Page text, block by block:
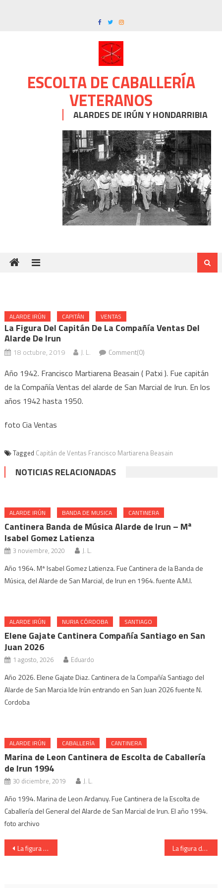
ESCOLTA DE CABALLERÍA
VETERANOS
ALARDES DE IRÚN Y HONDARRIBIA
ALARDE IRÚN CAPITÁN VENTAS
La Figura Del Capitán De La Compañía Ventas Del
Alarde De Irun
18 octubre, 2019 J. L. Comment(0)
Año 1942. Francisco Martiarena Beasain ( Patxi ). Fue capitán
de la Compañía Ventas del alarde de San Marcial de Irun. En los
años 1942 hasta 1950.
foto Cia Ventas
Tagged Capitán de Ventas Francisco Martiarena Beasain
NOTICIAS RELACIONADAS
ALARDE IRÚN BANDA DE MUSICA CANTINERA
Cantinera Banda de Música Alarde de Irun – Mª
Isabel Gomez Latienza
3 noviembre, 2020 J. L.
Año 1964. Mª Isabel Gomez Latienza. Fue Cantinera de la Banda de
Música, del Alarde de San Marcial, de Irun en 1964. fuente A.M.I.
ALARDE IRÚN NURIA CÓRDOBA SANTIAGO
Elene Gajate Cantinera Compañía Santiago en San
Juan 2026
1 agosto, 2026 Eduardo
Año 2026. Elene Gajate Diaz. Cantinera de la Compañía Santiago del
Alarde de San Marcia lde Irún entrando en San Juan 2026 fuente N.
Cordoba
ALARDE IRÚN CABALLERÍA CANTINERA
Marina de Leon Cantinera de Escolta de Caballería
de Irun 1994
30 diciembre, 2019 J. L.
Año 1994. Marina de Leon Ardanuy. Fue Cantinera de la Escolta de
Caballería del General del Alarde de San Marcial de Irun. El año 1994.
foto archivo
Navegación
La figura del Capitán de la Compañía Ventas del Alarde de Irun La figura del Capitán de la Compañía Ventas del Alarde de Irun